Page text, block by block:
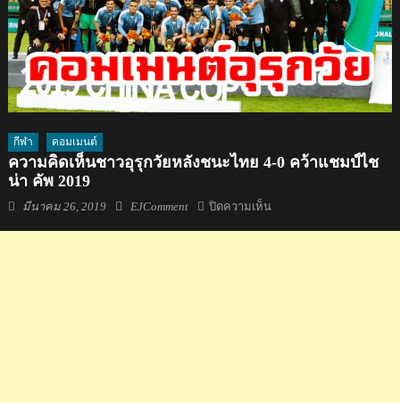
กีฬา คอมเมนต์
ความคิดเห็นชาวอุรุกวัยหลังชนะไทย 4-0 คว้าแชมป์ไช
น่า คัพ 2019
Posted
มีนาคม 26, 2019 Author
EJComment ปิดความเห็นบน